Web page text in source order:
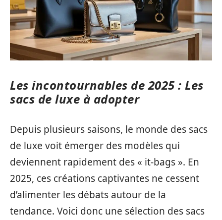
Les incontournables de 2025 : Les
sacs de luxe à adopter
Depuis plusieurs saisons, le monde des sacs
de luxe voit émerger des modèles qui
deviennent rapidement des « it-bags ». En
2025, ces créations captivantes ne cessent
d’alimenter les débats autour de la
tendance. Voici donc une sélection des sacs